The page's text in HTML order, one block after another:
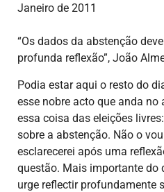
Janeiro de 2011
“Os dados da abstenção
profunda reflexão”, João
Podia estar aqui o resto do
esse nobre acto que anda no
essa coisa das eleições
sobre a abstenção. Não o
esclarecerei após uma
questão. Mais importante do
urge reflectir profundamente